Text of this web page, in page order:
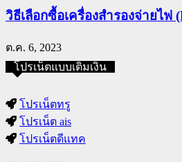
วิธีเลือกซื้อเครื่องสำรองจ่ายไฟ
ต.ค. 6, 2023
โปรเน็ตแบบเติมเงิน
โปรเน็ตทรู
โปรเน็ต ais
โปรเน็ตดีแทค